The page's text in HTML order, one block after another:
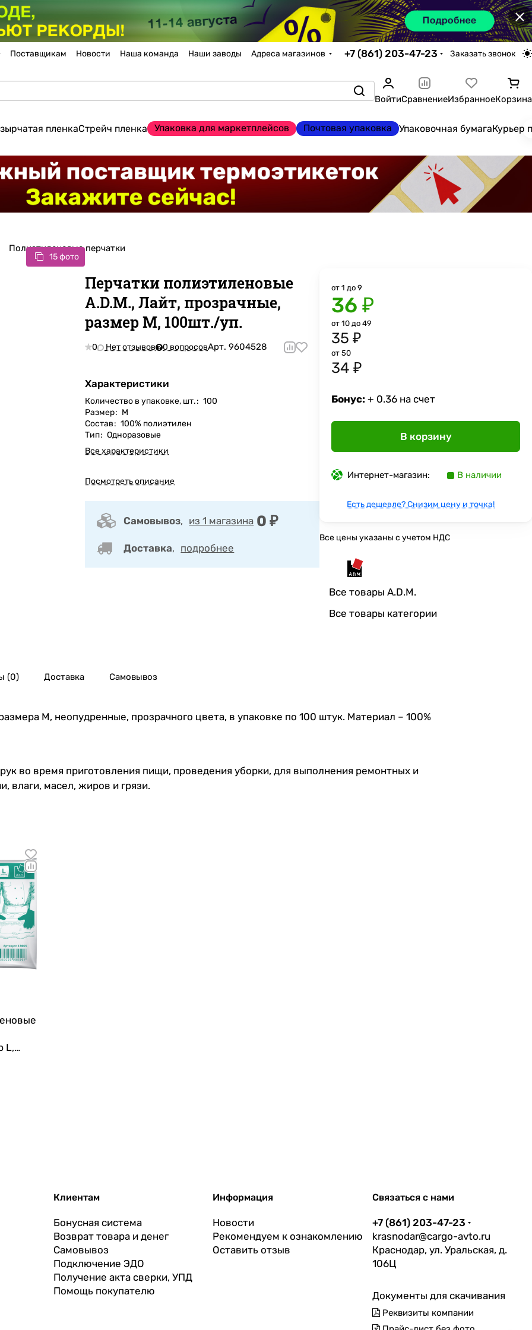
×
Поставщикам Новости Наша команда Наши заводы Адреса магазинов +7 (861) 203-47-23 Заказать звонок
ВойтиСравнениеИзбранноеКорзина
пленкаСтрейч пленка Упаковка для маркетплейсов Почтовая упаковка Упаковочная бумагаКурьер
Полиэтиленовые перчатки
15 фото
Перчатки полиэтиленовые
A.D.M., Лайт, прозрачные,
размер M, 100шт./уп.
0 Нет отзывов 0 вопросовАрт.9604528
Характеристики
Количество в упаковке, шт.: 100
Размер: M
Состав: 100% полиэтилен
Тип: Одноразовые
Все характеристики
Посмотреть описание
Самовывоз, из 1 магазина 0 ₽
Доставка, подробнее
от 1 до 9
36 ₽
от 10 до 49
35 ₽
от 50
34 ₽
Бонус: + 0.36 на счет
В корзину
Интернет-магазин: В наличии
Есть дешевле? Снизим цену и точка!
Все цены указаны с учетом НДС
Все товары A.D.M.
Все товары категории
(0) Доставка Самовывоз
M, неопудренные, прозрачного цвета, в упаковке по 100 штук. Материал – 100%
во время приготовления пищи, проведения уборки, для выполнения ремонтных и
влаги, масел, жиров и грязи.
L,
Клиентам
Бонусная система
Возврат товара и денег
Самовывоз
Подключение ЭДО
Получение акта сверки, УПД
Помощь покупателю
Информация
Новости
Рекомендуем к ознакомлению
Оставить отзыв
Связаться с нами
+7 (861) 203-47-23
krasnodar@cargo-avto.ru
Краснодар, ул. Уральская, д.
106Ц
Документы для скачивания
Реквизиты компании